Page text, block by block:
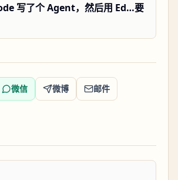
写了个 Agent，然后用 Ed…要
微信 微博 邮件